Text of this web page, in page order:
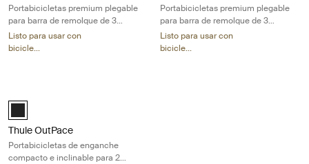
Portabicicletas premium plegable
para barra de remolque de 3
bicicletas con sensores de
estacionamiento
Listo para usar con
bicicle...
Portabicicletas premium plegable
para barra de remolque de 3
bicicletas con sensores de
estacionamiento
Listo para usar con
bicicle...
Black (selected)
Thule OutPace
Portabicicletas de enganche
compacto e inclinable para 2